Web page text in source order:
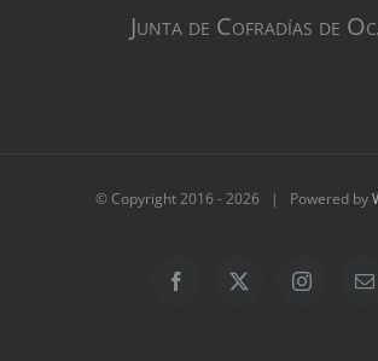
Junta de Cofradías de
© Copyright 2016 -2026 | Powered by
Facebook
X Instagram